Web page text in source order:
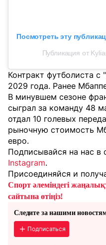
Посмотреть эту
Публикация от
Контракт футболиста с
2029 года. Ранее
В минувшем сезоне
сыграл за команду 48
отдал 10 голевых
рыночную стоимость
евро.
Подписывайся на нас в
Instagram.
Присоединяйся и
Спорт әлеміндегі
сайтына өтіңіз!
Следите за нашими
Подписаться